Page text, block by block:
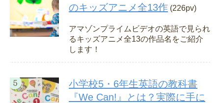
のキッズアニメ全13作 (226pv)
アマゾンプライムビデオの英語で見られ
るキッズアニメ全13の作品名をご紹介
します！
小学校5・6年生英語の教科書
『We Can!』とは？実際に手に